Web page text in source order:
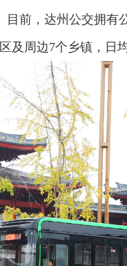
前，达州公交拥有
及周边7个乡镇，日